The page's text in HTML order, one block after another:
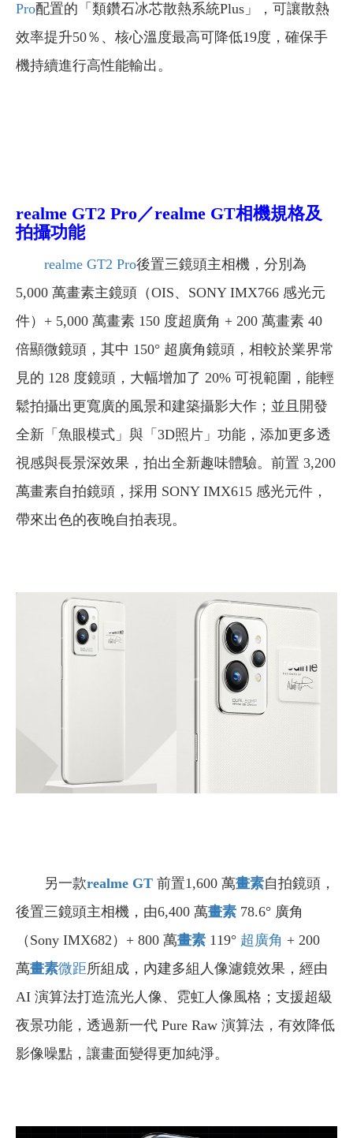
Pro配置的「類鑽石冰芯散熱系統Plus」，可讓散熱
效率提升50％、核心溫度最高可降低19度，確保手
機持續進行高性能輸出。
realme GT2 Pro／realme GT相機規格及
拍攝功能
realme GT2 Pro後置三鏡頭主相機，分別為
5,000 萬畫素主鏡頭（OIS、SONY IMX766 感光元
件）+ 5,000 萬畫素 150 度超廣角 + 200 萬畫素 40
倍顯微鏡頭，其中 150° 超廣角鏡頭，相較於業界常
見的 128 度鏡頭，大幅增加了 20% 可視範圍，能輕
鬆拍攝出更寬廣的風景和建築攝影大作；並且開發
全新「魚眼模式」與「3D照片」功能，添加更多透
視感與長景深效果，拍出全新趣味體驗。前置 3,200
萬畫素自拍鏡頭，採用 SONY IMX615 感光元件，
帶來出色的夜晚自拍表現。
另一款realme GT 前置1,600 萬畫素自拍鏡頭，
後置三鏡頭主相機，由6,400 萬畫素 78.6° 廣角
（Sony IMX682）+ 800 萬畫素 119° 超廣角 + 200
萬畫素微距所組成，內建多組人像濾鏡效果，經由
AI 演算法打造流光人像、霓虹人像風格；支援超級
夜景功能，透過新一代 Pure Raw 演算法，有效降低
影像噪點，讓畫面變得更加純淨。